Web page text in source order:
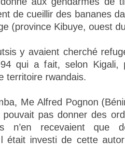
de cueillir des bananes
(province Kibuye, ouest
y avaient cherché
qui a fait, selon Kigali,
territoire rwandais.
Me Alfred Pognon
pas donner des
n’en recevaient que
était investi de cette